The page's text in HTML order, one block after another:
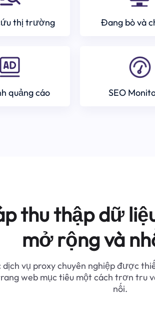
thị trường Đang bò và
quảng cáo SEO
thu thập dữ
mở rộng và
dịch vụ proxy chuyên nghiệp được
web mục tiêu một cách trơn tru
nối.